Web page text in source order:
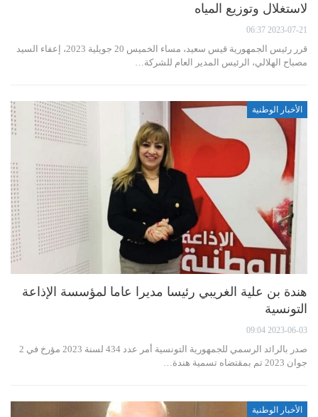
لاستغلال وتوزيع المياه
2023-07-21 06:37
قرر رئيس الجمهورية قيس سعيد، مساء الخميس 20 جويلية 2023، إعفاء السيد
مصباح الهلالي، الرئيس المدير العام للشركة…
الأخبار الوطنية
هندة بن علية الغريبي رئيسا مديرا عاما لمؤسسة الإذاعة
التونسية
2023-06-03 09:04
صدر بالرائد الرسمي للجمهورية التونسية أمر عدد 434 لسنة 2023 مؤرخ في 2
جوان 2023 تم بمقتضاه تسمية هندة…
الأخبار الوطنية